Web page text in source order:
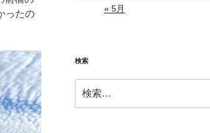
ったの
« 5月
検索
索: